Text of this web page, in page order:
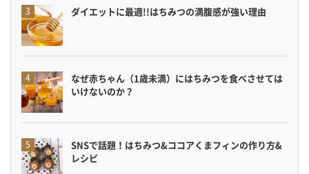
ダイエットに最適!!はちみつの満腹感が強い理由
なぜ赤ちゃん（1歳未満）にはちみつを食べさせては
いけないのか？
SNSで話題！はちみつ&ココアくまフィンの作り方&
レシピ